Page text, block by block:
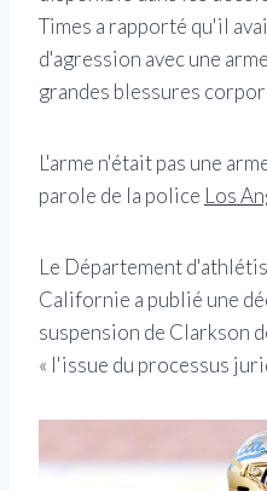
Times a rapporté qu'il
d'agression avec une
grandes blessures
L'arme n'était pas une
parole de la police Los
Le Département
Californie a publié une
suspension de Clarkson
« l'issue du processus